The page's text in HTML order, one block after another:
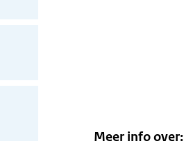
Meer info over: